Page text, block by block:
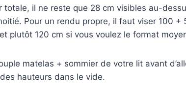
totale, il ne reste que 28 cm visibles au-
Pour un rendu propre, il faut viser 100
plutôt 120 cm si vous voulez le format
matelas + sommier de votre lit avant
hauteurs dans le vide.